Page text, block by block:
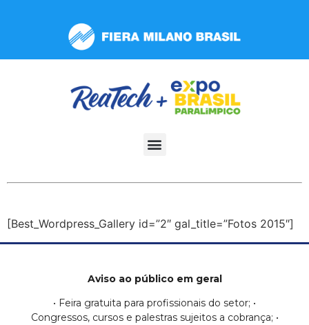
inclui
[Best_Wordpress_Gallery id=”2″ gal_title=”Fotos 2015″]
Aviso ao público em geral
• Feira gratuita para profissionais do setor; •
Congressos, cursos e palestras sujeitos a cobrança; •